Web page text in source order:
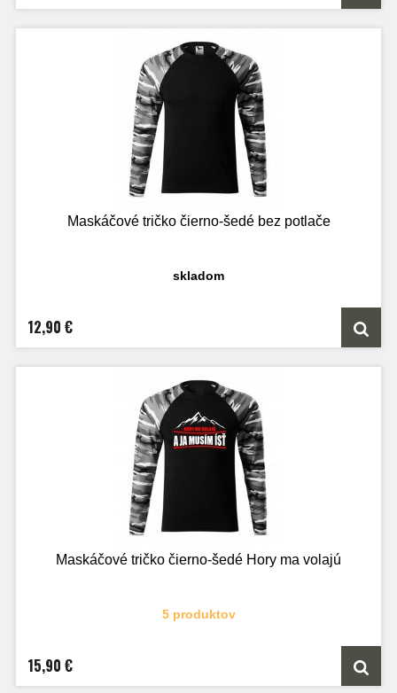
Maskáčové tričko čierno-šedé bez potlače
skladom
12,90 €
Maskáčové tričko čierno-šedé Hory ma volajú
5 produktov
15,90 €